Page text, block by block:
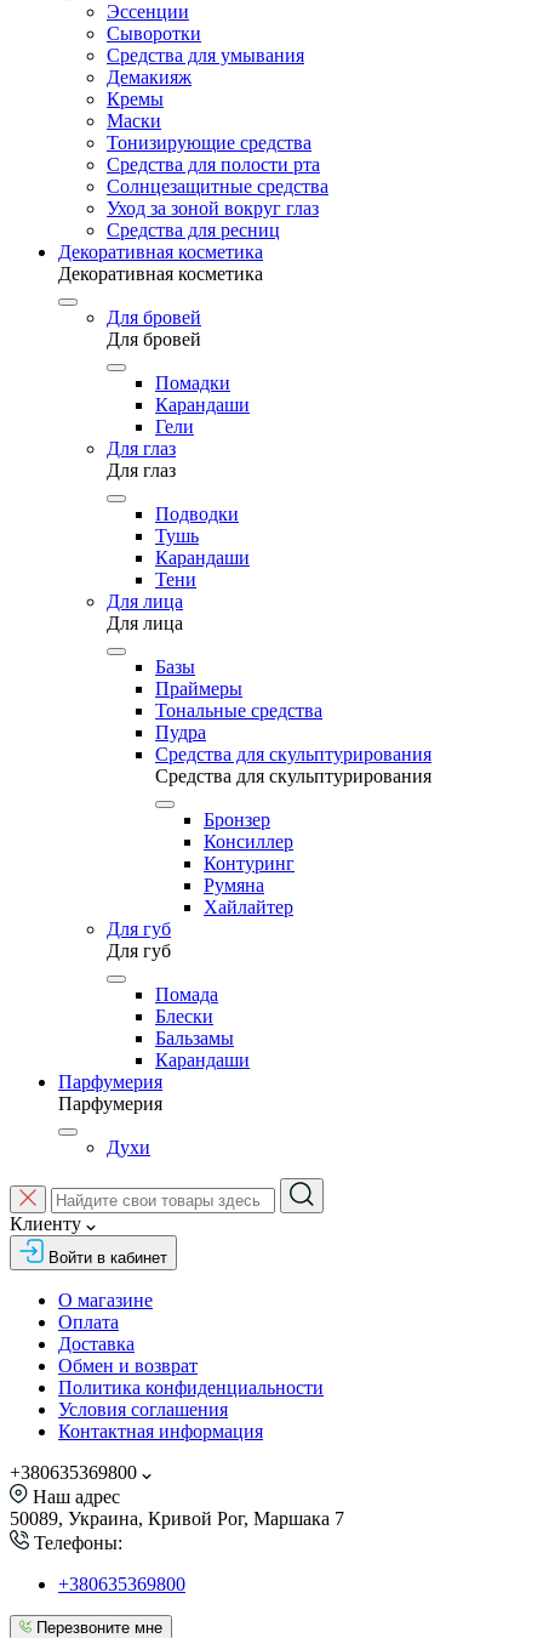
Эссенции
Сыворотки
Средства для умывания
Демакияж
Кремы
Маски
Тонизирующие средства
Средства для полости рта
Солнцезащитные средства
Уход за зоной вокруг глаз
Средства для ресниц
Декоративная косметика
Декоративная косметика
Для бровей
Для бровей
Помадки
Карандаши
Гели
Для глаз
Для глаз
Подводки
Тушь
Карандаши
Тени
Для лица
Для лица
Базы
Праймеры
Тональные средства
Пудра
Средства для скульптурирования
Средства для скульптурирования
Бронзер
Консиллер
Контуринг
Румяна
Хайлайтер
Для губ
Для губ
Помада
Блески
Бальзамы
Карандаши
Парфумерия
Парфумерия
Духи
Клиенту
Войти в кабинет
О магазине
Оплата
Доставка
Обмен и возврат
Политика конфиденциальности
Условия соглашения
Контактная информация
+380635369800
Наш адрес
50089, Украина, Кривой Рог, Маршака 7
Телефоны:
+380635369800
Перезвоните мне